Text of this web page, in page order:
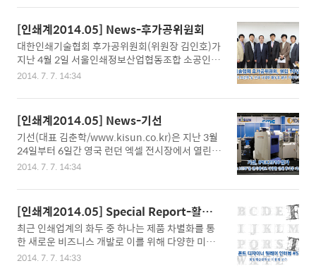
ews International)에 인수 합병된 Shawk(SGK)
사와 함께 글로벌 프리미디어 산업에서 1, 2위를 다
투고 있는 ..
리빙디자인페어’는 ㈜디자인하우스와 코엑스 공동
주최로 글로벌 리빙 디자인의 최신 흐름을 반영하여
더욱 성숙하고 다양한 콘텐츠로 꾸며졌다. 서울리빙
디자인페어는 국내 대표적인 리빙 트렌드 비즈니스
전시회를 넘어 매년 전 세계의 인테리어 및 생활 문
화의 경향을 발 빠르게 전하고, 주거 문화를 선도하
참여를 통해 현명한 소비 정보와 다양한 인테리어
아이디어를 전하는 글로벌 리빙 트렌드 전시회의 대
표적 모델이 되었다. 매년 5일 간의 전시 기간 동안
평균 15만 ..
[인쇄계2014.05] News-후가공위원회
대한인쇄기술협회 후가공위원회(위원장 김인호)가
지난 4월 2일 서울인쇄정보산업협동조합 소공인특
화지원센터 회의실에서 설립 1주년 회의를 개최했
장, 김주호 부위원장, 회원사 대표 10여 명이 참석한
가운데 진행된 이날 회의는 김인호 위원장의 인사말
과 김진배 회장의 축사, 안건 토의 순으로 진행되었
다. 김인호 위원장은 인사말에서 “지난 해 인쇄후가
공작업의 중요성을 공감하는 소수의 인원들이 모여
함께 시작한 대한인쇄기술협회 후가공위원회가 오
양한 활동을 진행하진 못했지만 이제 가입 회원사들
이 15개사로 늘었고, 어느 정도 본격적인 활동을 진
행할 수 있는 규모를 갖추게 되었다”고 말했다. 이어
“지금까지의 후가공은 단..
2014. 7. 7. 14:34
[인쇄계2014.05] News-기선
기선(대표 김춘학/www.kisun.co.kr)은 지난 3월
24일부터 6일간 영국 런던 엑셀 전시장에서 열린 IP
EX2014(런던인쇄박람회)에 ‘NOW & NEW’를 전시
MITED과 함께 새롭고 다양한 인쇄 후가공 기술들
을 선보여 참관업체의 이목을 집중 시켰다. 특히 기
선은 IPEX2014에서 베스트셀러 코팅기 Digi UV C
oater(디지UV코터)와 완전펼침형 제본 장비인 Dig
i Binder(디지바인더)의 시스템 업그레이드 버전을
전시하여 다양한 타입의 포토북과 고급 판촉제품 샘
2014. 7. 7. 14:34
[인쇄계2014.05] Special Report-활자공
간
최근 인쇄업계의 화두 중 하나는 제품 차별화를 통
한 새로운 비즈니스 개발로 이를 위해 다양한 미디
어와 후가공 장비가 개발, 시장에 출시되고 있다. 이
2014. 7. 7. 14:33